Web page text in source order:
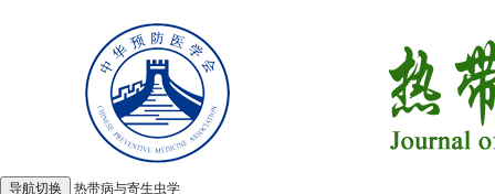
导航切换 热带病与寄生虫学